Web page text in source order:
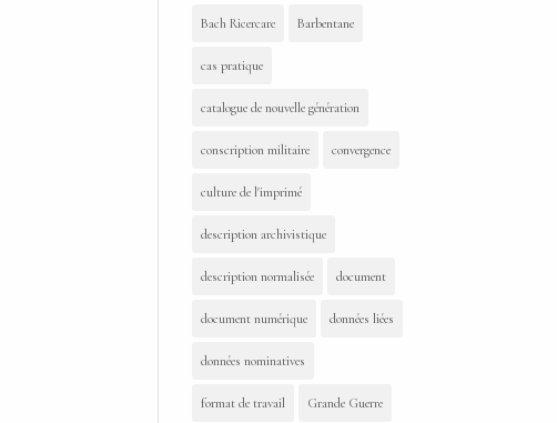
Bach Ricercare Barbentane
cas pratique
catalogue de nouvelle génération
conscription militaire convergence
culture de l'imprimé
description archivistique
description normalisée document
document numérique données liées
données nominatives
format de travail Grande Guerre